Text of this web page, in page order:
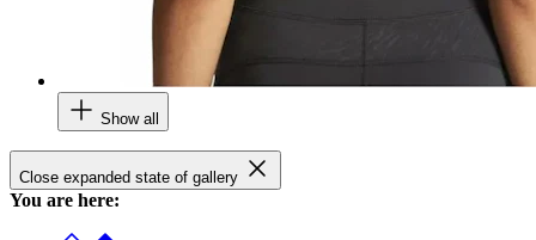
Show all
Close expanded state of gallery
You are here: